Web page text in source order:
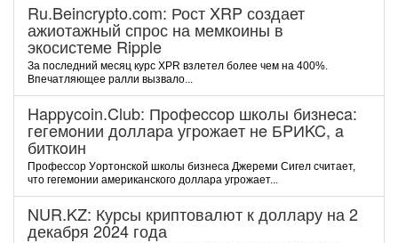
Ru.Beincrypto.com: Рост XRP создает
ажиотажный спрос на мемкоины в
экосистеме Ripple
За последний месяц курс XPR взлетел более чем на 400%.
Впечатляющее ралли вызвало...
Happycoin.Club: Пpoфeccop шкoлы бизнeca:
гeгeмoнии дoллapa угpoжaeт нe БPИKC, a
биткoин
Пpoфeccop Уopтoнcкoй шкoлы бизнeca Джepeми Cигeл cчитaeт,
чтo гeгeмoнии aмepикaнcкoгo дoллapa угpoжaeт...
NUR.KZ: Курсы криптовалют к доллару на 2
декабря 2024 года